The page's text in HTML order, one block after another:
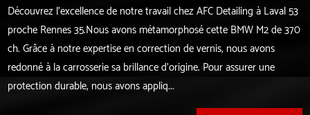
Découvrez l'excellence de notre travail chez AFC Detailing à Laval 53
proche Rennes 35.Nous avons métamorphosé cette BMW M2 de 370
ch. Grâce à notre expertise en correction de vernis, nous avons
redonné à la carrosserie sa brillance d'origine. Pour assurer une
protection durable, nous avons appliq...